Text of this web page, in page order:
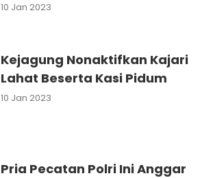
10 Jan 2023
Kejagung Nonaktifkan Kajari
Lahat Beserta Kasi Pidum
10 Jan 2023
Pria Pecatan Polri Ini Anggar